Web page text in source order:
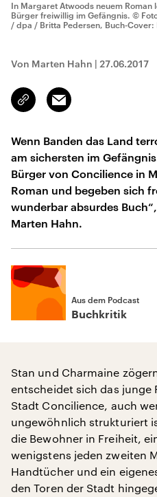
In Margaret Atwoods neuem Roman
Bürger freiwillig im Gefängnis. ©
/ dpa / Britta Pedersen, Buch-Cover:
Von Marten Hahn | 27.06.2017
Link
kopieren/teilen
Email
Wenn Banden das Land
am sichersten im
Bürger von Concilience in
Roman und begeben sich
wunderbar absurdes
Marten Hahn.
Aus dem Podcast
Buchkritik
Stan und Charmaine
entscheidet sich das junge
Stadt Concilience, auch
ungewöhnlich strukturiert
die Bewohner in Freiheit,
wenigstens jeden zweiten
Handtücher und ein
den Toren der Stadt